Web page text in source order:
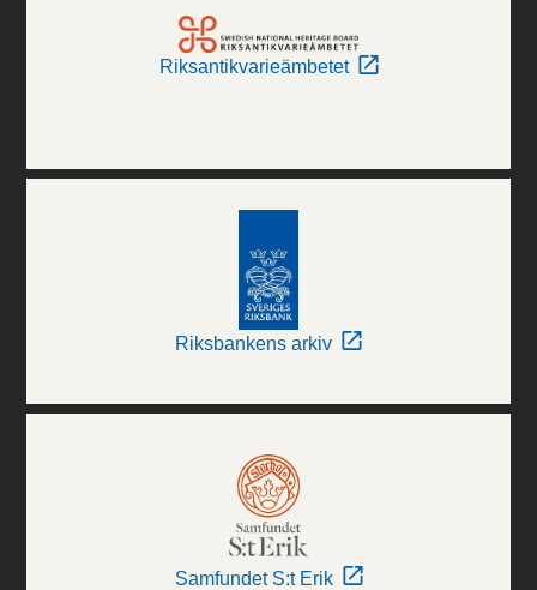
Riksantikvarieämbetet
Riksbankens arkiv
Samfundet S:t Erik